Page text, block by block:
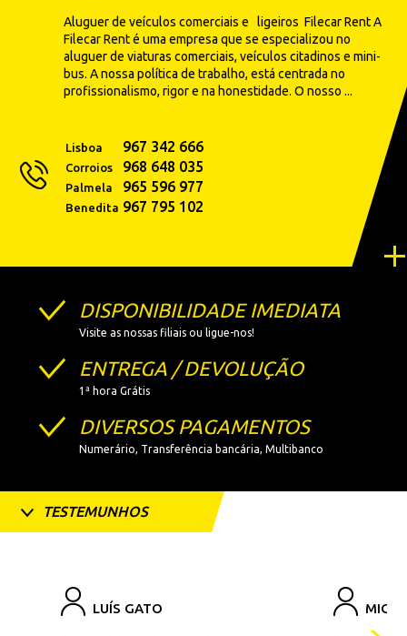
Aluguer de veículos comerciais e ligeiros Filecar Rent A
Filecar Rent é uma empresa que se especializou no
aluguer de viaturas comerciais, veículos citadinos e mini-
bus. A nossa política de trabalho, está centrada no
profissionalismo, rigor e na honestidade. O nosso ...
Lisboa 967 342 666
Corroios 968 648 035
Palmela 965 596 977
Benedita 967 795 102
DISPONIBILIDADE IMEDIATA
Visite as nossas filiais ou ligue-nos!
ENTREGA / DEVOLUÇÃO
1ª hora Grátis
DIVERSOS PAGAMENTOS
Numerário, Transferência bancária, Multibanco
TESTEMUNHOS
MIGUEL MACHADO